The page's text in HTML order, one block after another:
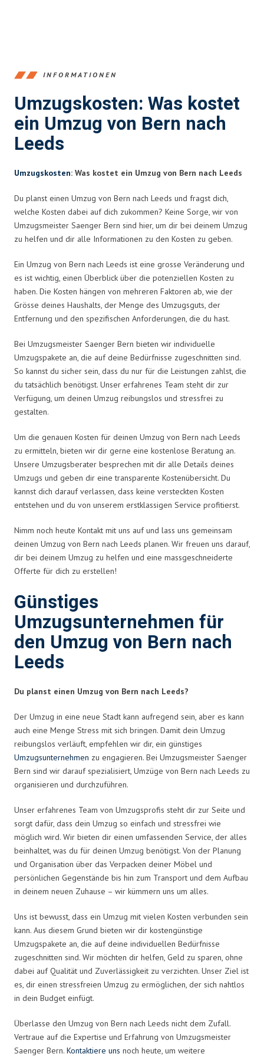
INFORMATIONEN
Umzugskosten: Was kostet
ein Umzug von Bern nach
Leeds
Umzugskosten: Was kostet ein Umzug von Bern nach Leeds
Du planst einen Umzug von Bern nach Leeds und fragst dich,
welche Kosten dabei auf dich zukommen? Keine Sorge, wir von
Umzugsmeister Saenger Bern sind hier, um dir bei deinem Umzug
zu helfen und dir alle Informationen zu den Kosten zu geben.
Ein Umzug von Bern nach Leeds ist eine grosse Veränderung und
es ist wichtig, einen Überblick über die potenziellen Kosten zu
haben. Die Kosten hängen von mehreren Faktoren ab, wie der
Grösse deines Haushalts, der Menge des Umzugsguts, der
Entfernung und den spezifischen Anforderungen, die du hast.
Bei Umzugsmeister Saenger Bern bieten wir individuelle
Umzugspakete an, die auf deine Bedürfnisse zugeschnitten sind.
So kannst du sicher sein, dass du nur für die Leistungen zahlst, die
du tatsächlich benötigst. Unser erfahrenes Team steht dir zur
Verfügung, um deinen Umzug reibungslos und stressfrei zu
gestalten.
Um die genauen Kosten für deinen Umzug von Bern nach Leeds
zu ermitteln, bieten wir dir gerne eine kostenlose Beratung an.
Unsere Umzugsberater besprechen mit dir alle Details deines
Umzugs und geben dir eine transparente Kostenübersicht. Du
kannst dich darauf verlassen, dass keine versteckten Kosten
entstehen und du von unserem erstklassigen Service profitierst.
Nimm noch heute Kontakt mit uns auf und lass uns gemeinsam
deinen Umzug von Bern nach Leeds planen. Wir freuen uns darauf,
dir bei deinem Umzug zu helfen und eine massgeschneiderte
Offerte für dich zu erstellen!
Günstiges
Umzugsunternehmen für
den Umzug von Bern nach
Leeds
Du planst einen Umzug von Bern nach Leeds?
Der Umzug in eine neue Stadt kann aufregend sein, aber es kann
auch eine Menge Stress mit sich bringen. Damit dein Umzug
reibungslos verläuft, empfehlen wir dir, ein günstiges
Umzugsunternehmen zu engagieren. Bei Umzugsmeister Saenger
Bern sind wir darauf spezialisiert, Umzüge von Bern nach Leeds zu
organisieren und durchzuführen.
Unser erfahrenes Team von Umzugsprofis steht dir zur Seite und
sorgt dafür, dass dein Umzug so einfach und stressfrei wie
möglich wird. Wir bieten dir einen umfassenden Service, der alles
beinhaltet, was du für deinen Umzug benötigst. Von der Planung
und Organisation über das Verpacken deiner Möbel und
persönlichen Gegenstände bis hin zum Transport und dem Aufbau
in deinem neuen Zuhause – wir kümmern uns um alles.
Uns ist bewusst, dass ein Umzug mit vielen Kosten verbunden sein
kann. Aus diesem Grund bieten wir dir kostengünstige
Umzugspakete an, die auf deine individuellen Bedürfnisse
zugeschnitten sind. Wir möchten dir helfen, Geld zu sparen, ohne
dabei auf Qualität und Zuverlässigkeit zu verzichten. Unser Ziel ist
es, dir einen stressfreien Umzug zu ermöglichen, der sich nahtlos
in dein Budget einfügt.
Überlasse den Umzug von Bern nach Leeds nicht dem Zufall.
Vertraue auf die Expertise und Erfahrung von Umzugsmeister
Saenger Bern. Kontaktiere uns noch heute, um weitere